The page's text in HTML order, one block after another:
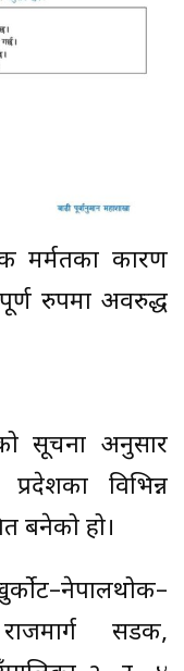
मर्मतका कारण
रुपमा अवरुद्ध
सूचना अनुसार
विभिन्न
बनेको हो।
सडक,